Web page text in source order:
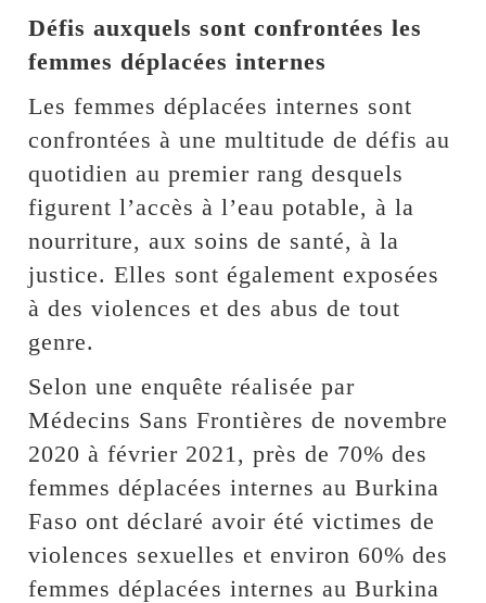
Défis auxquels sont confrontées les
femmes déplacées internes
Les femmes déplacées internes sont
confrontées à une multitude de défis au
quotidien au premier rang desquels
figurent l’accès à l’eau potable, à la
nourriture, aux soins de santé, à la
justice. Elles sont également exposées
à des violences et des abus de tout
genre.
Selon une enquête réalisée par
Médecins Sans Frontières de novembre
2020 à février 2021, près de 70% des
femmes déplacées internes au Burkina
Faso ont déclaré avoir été victimes de
violences sexuelles et environ 60% des
femmes déplacées internes au Burkina